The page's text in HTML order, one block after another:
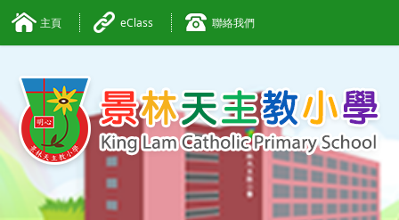
主頁 eClass 聯絡我們